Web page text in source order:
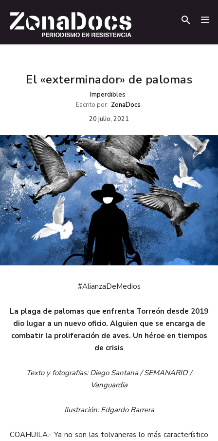
El «exterminador» de palomas
Imperdibles
Escrito por: ZonaDocs
20 julio, 2021
#AlianzaDeMedios
La plaga de palomas que enfrenta Torreón desde 2019
dio lugar a un nuevo oficio. Alguien que se encarga de
combatir la proliferación de aves. Un héroe en tiempos
de crisis
Texto y fotografías: Diego Santana / SEMANARIO /
Vanguardia
Ilustración: Edgardo Barrera
COAHUILA.- Ya no son las tolvaneras lo más característico